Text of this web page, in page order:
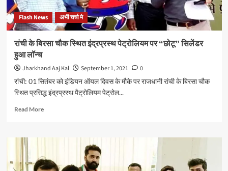
Flash News अभी चर्चा मे
रांची के बिरसा चौक स्थित इंद्रप्रस्थ पेट्रोलियम पर “छोटू” सिलेंडर
हुआ लॉन्च
Jharkhand Aaj Kal September 1, 2021
0
रांची: 01 सितंबर को इंडियन ऑयल दिवस के मौके पर राजधानी रांची के बिरसा चौक
स्थित प्रसिद्ध इंद्रप्रस्थ पैट्रोलियम पेट्रोल...
Read MoreRead
रांची
बिरसा
चौक